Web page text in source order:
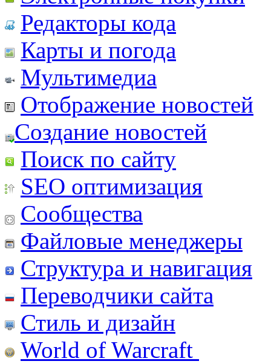
Редакторы кода
Карты и погода
Мультимедиа
Отображение новостей
Создание новостей
Поиск по сайту
SEO оптимизация
Сообщества
Файловые менеджеры
Структура и навигация
Переводчики сайта
Стиль и дизайн
World of Warcraft